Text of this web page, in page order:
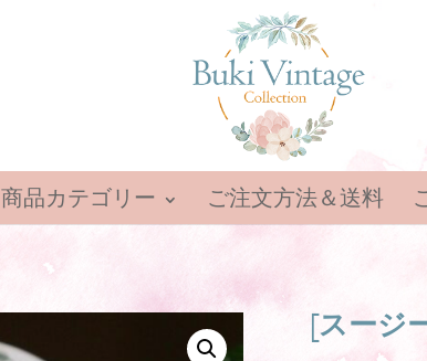
商品カテゴリー ご注文方法＆送料
[スージ